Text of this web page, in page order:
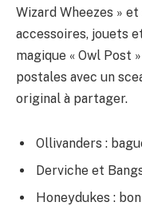
Wizard Wheezes »
accessoires, jouets
magique « Owl Post
postales avec un
original à partager.
Ollivanders :
Derviche et
Honeydukes :